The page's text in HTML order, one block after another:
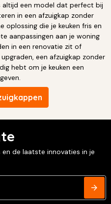
altijd een model dat perfect bij
in een afzuigkap zonder
oplossing die je keuken fris en
aanpassingen aan je woning
in een renovatie zit of
een afzuigkap zonder
hebt om je keuken een
de laatste innovaties in je